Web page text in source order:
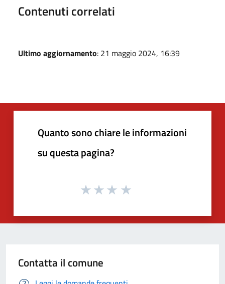
Contenuti correlati
Ultimo aggiornamento: 21 maggio 2024, 16:39
Quanto sono chiare le informazioni
su questa pagina?
Contatta il comune